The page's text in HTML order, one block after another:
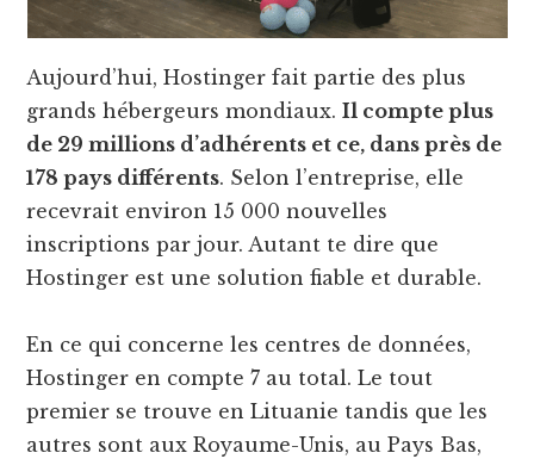
Aujourd’hui, Hostinger fait partie des plus
grands hébergeurs mondiaux.Il compte plus
de 29 millions d’adhérents et ce, dans près de
178 pays différents. Selon l’entreprise, elle
recevrait environ 15 000 nouvelles
inscriptions par jour. Autant te dire que
Hostinger est une solution fiable et durable.
En ce qui concerne les centres de données,
Hostinger en compte 7 au total. Le tout
premier se trouve en Lituanie tandis que les
autres sont aux Royaume-Unis, au Pays Bas,